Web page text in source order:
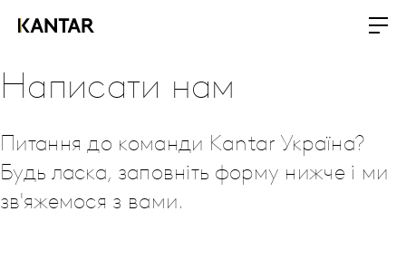
Написати нам
Питання до команди Kantar Україна?
Будь ласка, заповніть форму нижче і ми
зв'яжемося з вами.